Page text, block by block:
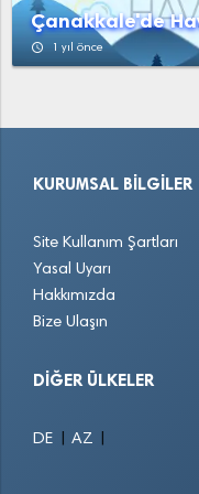
Çanakkale'de
access_time 1 yıl önce
KURUMSAL BILGILER
Site Kullanım Şartları
Yasal Uyarı
Hakkımızda
Bize Ulaşın
DIĞER ÜLKELER
DE AZ